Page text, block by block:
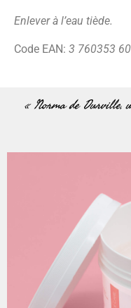
Enlever à l’eau tiède.
Code EAN: 3 760353
« Norma de Durville,